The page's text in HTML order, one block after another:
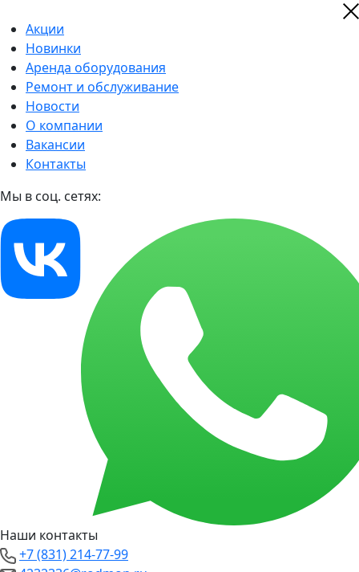
Акции
Новинки
Аренда оборудования
Ремонт и обслуживание
Новости
О компании
Вакансии
Контакты
Мы в соц. сетях:
Наши контакты
+7 (831) 214-77-99